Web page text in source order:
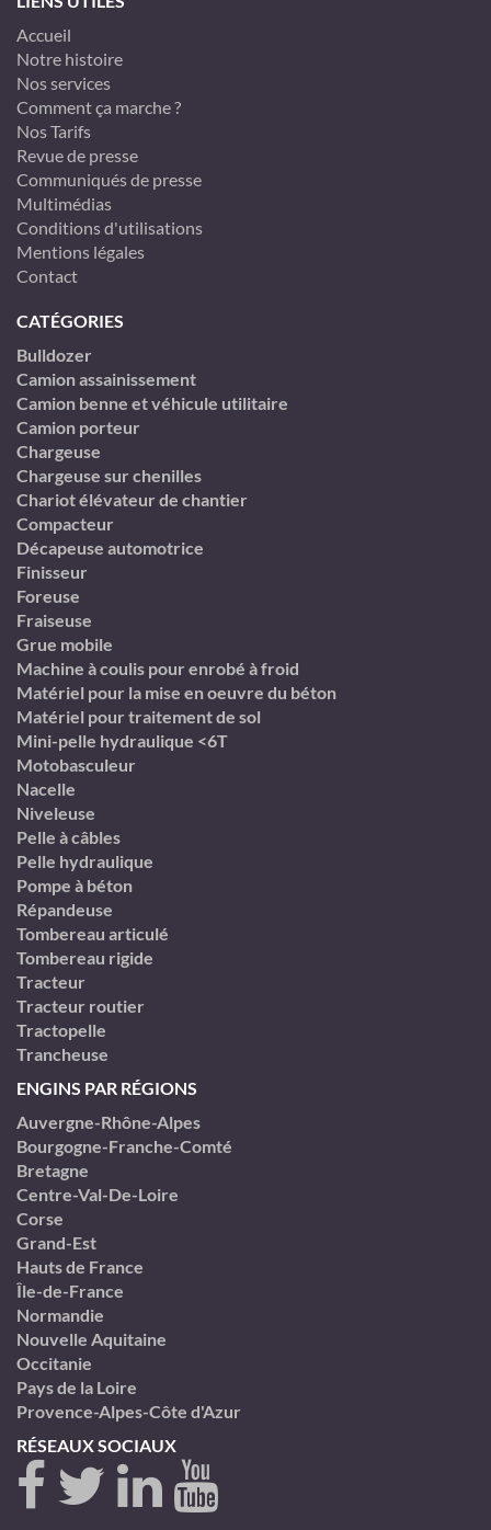
Accueil
Notre histoire
Nos services
Comment ça marche ?
Nos Tarifs
Revue de presse
Communiqués de presse
Multimédias
Conditions d'utilisations
Mentions légales
Contact
CATÉGORIES
Bulldozer
Camion assainissement
Camion benne et véhicule utilitaire
Camion porteur
Chargeuse
Chargeuse sur chenilles
Chariot élévateur de chantier
Compacteur
Décapeuse automotrice
Finisseur
Foreuse
Fraiseuse
Grue mobile
Machine à coulis pour enrobé à froid
Matériel pour la mise en oeuvre du béton
Matériel pour traitement de sol
Mini-pelle hydraulique <6T
Motobasculeur
Nacelle
Niveleuse
Pelle à câbles
Pelle hydraulique
Pompe à béton
Répandeuse
Tombereau articulé
Tombereau rigide
Tracteur
Tracteur routier
Tractopelle
Trancheuse
ENGINS PAR RÉGIONS
Auvergne-Rhône-Alpes
Bourgogne-Franche-Comté
Bretagne
Centre-Val-De-Loire
Corse
Grand-Est
Hauts de France
Île-de-France
Normandie
Nouvelle Aquitaine
Occitanie
Pays de la Loire
Provence-Alpes-Côte d'Azur
RÉSEAUX SOCIAUX